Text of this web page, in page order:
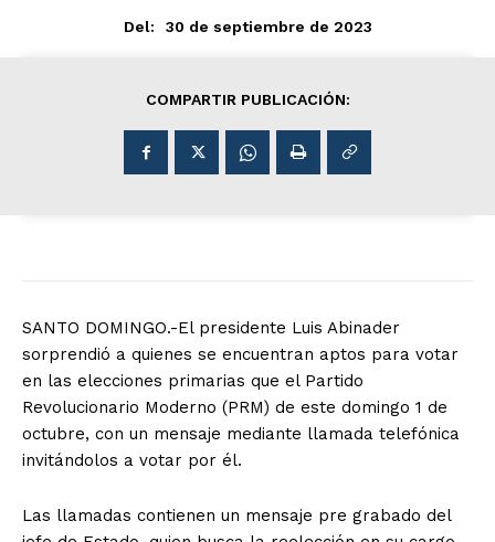
Del: 30 de septiembre de 2023
COMPARTIR PUBLICACIÓN:
SANTO DOMINGO.-El presidente Luis Abinader
sorprendió a quienes se encuentran aptos para votar
en las elecciones primarias que el Partido
Revolucionario Moderno (PRM) de este domingo 1 de
octubre, con un mensaje mediante llamada telefónica
invitándolos a votar por él.
Las llamadas contienen un mensaje pre grabado del